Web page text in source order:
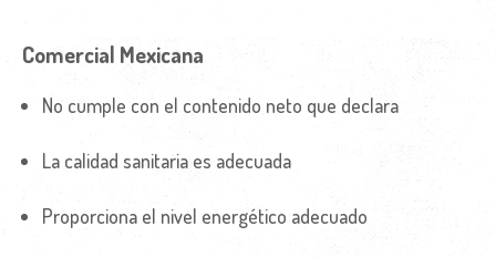
Comercial Mexicana
No cumple con el contenido neto que declara
La calidad sanitaria es adecuada
Proporciona el nivel energético adecuado